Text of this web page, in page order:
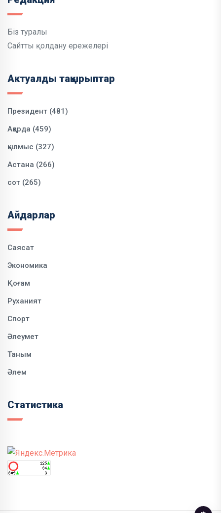
Біз туралы
Сайтты қолдану ережелері
Актуалды тақырыптар
Президент (481)
Ақорда (459)
қылмыс (327)
Астана (266)
сот (265)
Айдарлар
Саясат
Экономика
Қоғам
Руханият
Спорт
Әлеумет
Таным
Әлем
Статистика